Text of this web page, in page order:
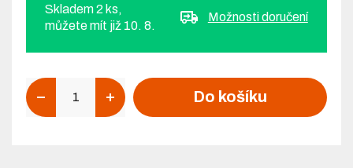
Skladem 2 ks,
můžete mít již 10. 8.
Možnosti doručení
Do košíku